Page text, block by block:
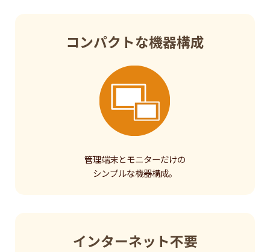
コンパクトな機器構成
管理端末とモニターだけの
シンプルな機器構成。
インターネット不要